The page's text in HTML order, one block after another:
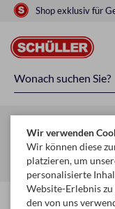
Shop exklusiv für
Startseite Schule &
Dreiecke & Lineale
Wir verwenden
Wir können diese
platzieren, um
personalisierte
Website-Erlebnis
den von uns